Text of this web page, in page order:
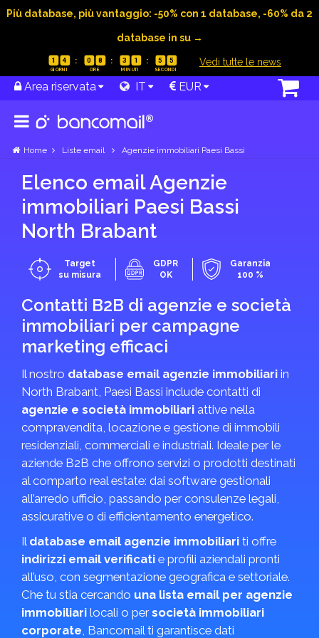
Più database, più vantaggio: -50% con 1 database, -60% da 2
database in su →
1 4 0 8 3 1 5 4 Vedi tutte le news
Area riservata IT EUR
Home Liste email Agenzie immobiliari Paesi Bassi
Elenco email Agenzie
immobiliari Paesi Bassi
North Brabant
Target
su misura
GDPR
OK
Garanzia
100 %
Contatti B2B di agenzie e società
immobiliari per campagne
marketing efficaci
Il nostro database email agenzie immobiliari in
North Brabant, Paesi Bassi include contatti di
agenzie e società immobiliari attive nella
compravendita, locazione e gestione di immobili
residenziali, commerciali e industriali. Ideale per le
aziende B2B che offrono servizi o prodotti destinati
al comparto real estate: dai software gestionali
all’arredo ufficio, passando per consulenze legali,
assicurative o di efficientamento energetico.
Il database email agenzie immobiliari ti offre
indirizzi email verificati e profili aziendali pronti
all’uso, con segmentazione geografica e settoriale.
Che tu stia cercando una lista email per agenzie
immobiliari locali o persocietà immobiliari
corporate, Bancomail ti garantisce dati